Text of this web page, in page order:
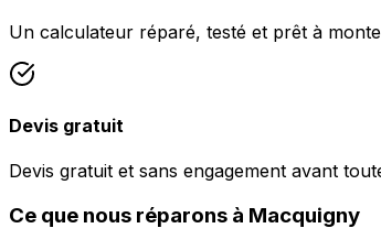
Un calculateur réparé, testé et prêt à
Devis gratuit
Devis gratuit et sans engagement avant
Ce que nous réparons à Macquigny